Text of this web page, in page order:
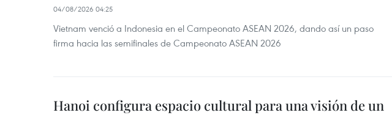
04/08/2026 04:25
Vietnam venció a Indonesia en el Campeonato ASEAN 2026, dando así un paso
firma hacia las semifinales de Campeonato ASEAN 2026
Hanoi configura espacio cultural para una visión de un